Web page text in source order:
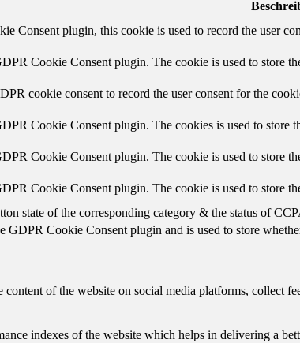
Consent plugin, this cookie is used to record the user
Cookie Consent plugin. The cookie is used to store
cookie consent to record the user consent for the
Cookie Consent plugin. The cookies is used to store
Cookie Consent plugin. The cookie is used to store
Cookie Consent plugin. The cookie is used to store
state of the corresponding category & the status of
GDPR Cookie Consent plugin and is used to store
of the website on social media platforms, collect
indexes of the website which helps in delivering a